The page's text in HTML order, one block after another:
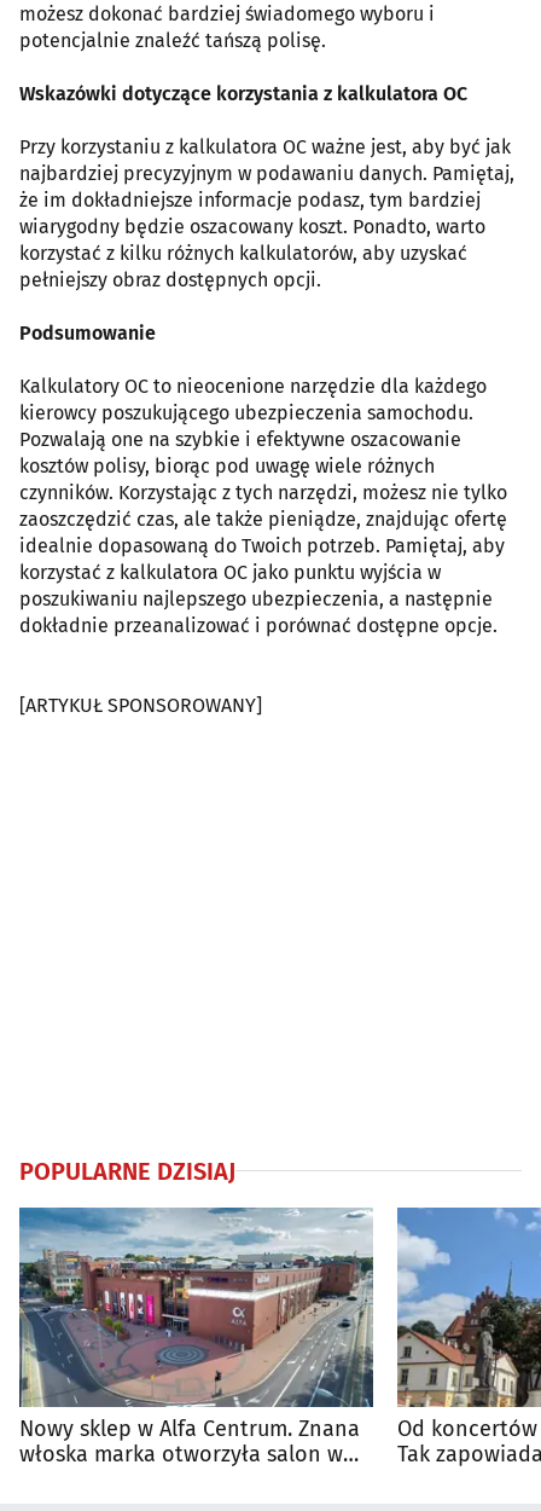
możesz dokonać bardziej świadomego wyboru i
potencjalnie znaleźć tańszą polisę.
Wskazówki dotyczące korzystania z kalkulatora OC
Przy korzystaniu z kalkulatora OC ważne jest, aby być jak
najbardziej precyzyjnym w podawaniu danych. Pamiętaj,
że im dokładniejsze informacje podasz, tym bardziej
wiarygodny będzie oszacowany koszt. Ponadto, warto
korzystać z kilku różnych kalkulatorów, aby uzyskać
pełniejszy obraz dostępnych opcji.
Podsumowanie
Kalkulatory OC to nieocenione narzędzie dla każdego
kierowcy poszukującego ubezpieczenia samochodu.
Pozwalają one na szybkie i efektywne oszacowanie
kosztów polisy, biorąc pod uwagę wiele różnych
czynników. Korzystając z tych narzędzi, możesz nie tylko
zaoszczędzić czas, ale także pieniądze, znajdując ofertę
idealnie dopasowaną do Twoich potrzeb. Pamiętaj, aby
korzystać z kalkulatora OC jako punktu wyjścia w
poszukiwaniu najlepszego ubezpieczenia, a następnie
dokładnie przeanalizować i porównać dostępne opcje.
[ARTYKUŁ SPONSOROWANY]
POPULARNE DZISIAJ
Nowy sklep w Alfa Centrum. Znana
włoska marka otworzyła salon w
Od
Tak